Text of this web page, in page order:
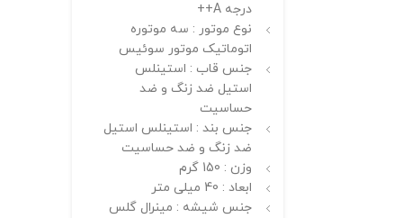
درجه A++
نوع موتور : سه موتوره
اتوماتیک موتور سوئیس
جنس قاب : استینلس
استیل ضد زنگ و ضد
حساسیت
جنس بند : استینلس استیل
ضد زنگ و ضد حساسیت
وزن : 150 گرم
ابعاد : 40 میلی متر
جنس شیشه : مینرال گلس